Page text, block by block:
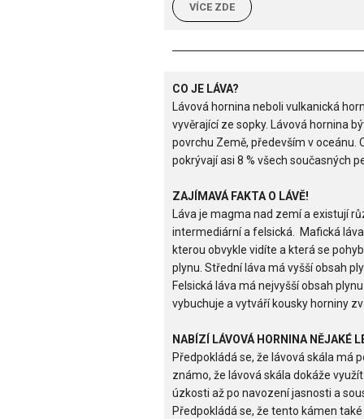
VÍCE ZDE
CO JE LÁVA?
Lávová hornina neboli vulkanická
vyvěrající ze sopky. Lávová hornina
povrchu Země, především v oceánu.
pokrývají asi 8 % všech současných
ZAJÍMAVÁ FAKTA O LÁVĚ!
Láva je magma nad zemí a existují
intermediární a felsická.
Mafická
kterou obvykle vidíte a která se
plynu. Střední láva má vyšší obsah
Felsická láva má nejvyšší obsah
vybuchuje a vytváří kousky horniny
NABÍZÍ LÁVOVÁ HORNINA NĚJAKÉ
Předpokládá se, že lávová skála má
známo, že lávová skála dokáže
úzkosti až po navození jasnosti a
Předpokládá se, že tento kámen